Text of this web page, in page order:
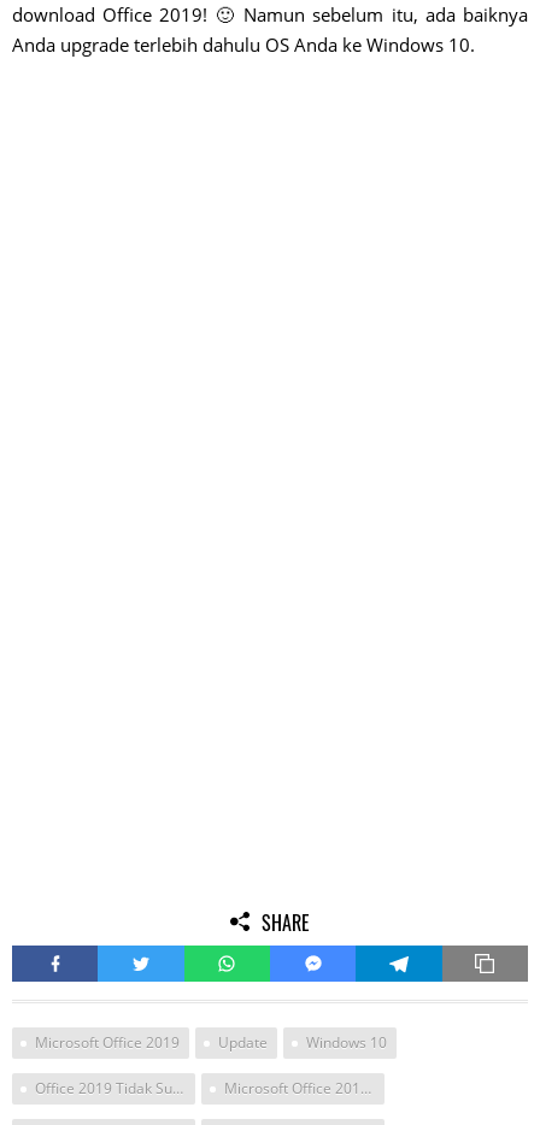
download Office 2019! 🙂 Namun sebelum itu, ada baiknya
Anda upgrade terlebih dahulu OS Anda ke Windows 10.
SHARE
Microsoft Office 2019 Update Windows 10
Office 2019 Tidak Support Windows 7 8 8 1 Microsoft Office 2019 Iso Crack